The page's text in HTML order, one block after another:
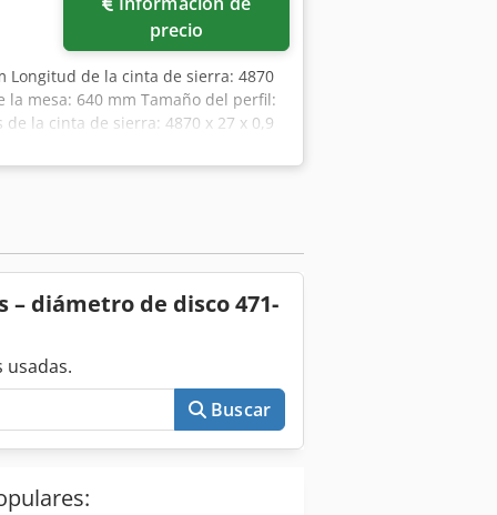
precio
Longitud de la cinta de sierra: 4870
la mesa: 640 mm Tamaño del perfil:
la cinta de sierra: 4870 x 27 x 0,9
Tensión hidráulica de la pieza
diámetro de disco 471-
usadas.
Buscar